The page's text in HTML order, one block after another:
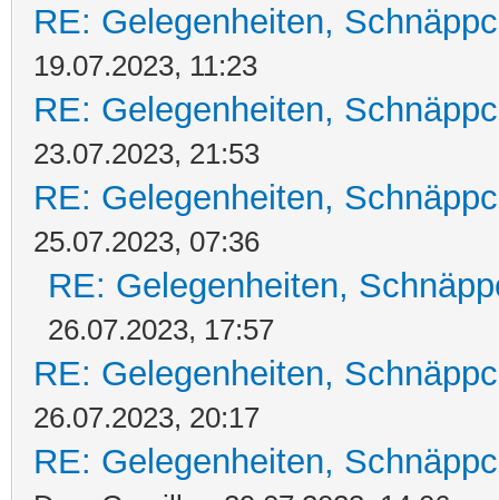
RE: Gelegenheiten,
19.07.2023, 11:23
RE: Gelegenheiten,
23.07.2023, 21:53
RE: Gelegenheiten,
25.07.2023, 07:36
RE: Gelegenheiten,
26.07.2023, 17:57
RE: Gelegenheiten,
26.07.2023, 20:17
RE: Gelegenheiten,